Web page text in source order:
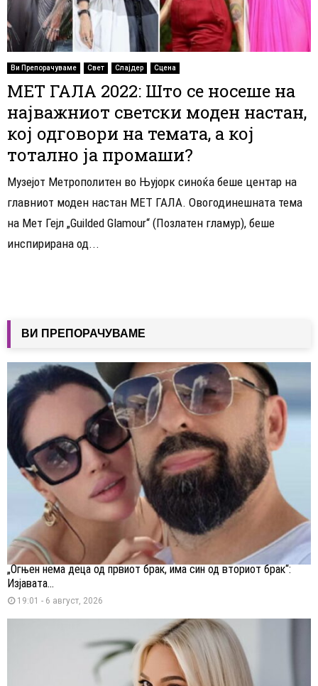
Ви Препорачуваме Свет Слајдер Сцена
МЕТ ГАЛА 2022: Што се носеше на
најважниот светски моден настан,
кој одговори на темата, а кој
тотално ја промаши?
Музејот Метрополитен во Њујорк синоќа беше центар на
главниот моден настан МЕТ ГАЛА. Овогодинешната тема
на Мет Гејл „Guilded Glamour“ (Позлатен гламур), беше
инспирирана од...
ВИ ПРЕПОРАЧУВАМЕ
„Огњен нема деца од првиот брак, има син од вториот брак“:
Изјавата...
19:01 - 6 август, 2026